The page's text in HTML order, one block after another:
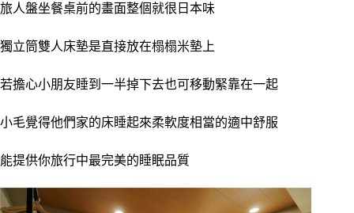
旅人盤坐餐桌前的畫面整個就很日本味
獨立筒雙人床墊是直接放在榻榻米墊上
若擔心小朋友睡到一半掉下去也可移動緊靠在一起
小毛覺得他們家的床睡起來柔軟度相當的適中舒服
能提供你旅行中最完美的睡眠品質